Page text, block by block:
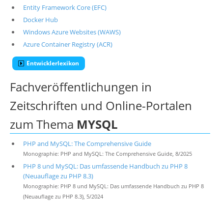
Entity Framework Core (EFC)
Docker Hub
Windows Azure Websites (WAWS)
Azure Container Registry (ACR)
Entwicklerlexikon
Fachveröffentlichungen in
Zeitschriften und Online-Portalen
zum Thema MYSQL
PHP and MySQL: The Comprehensive Guide
Monographie: PHP and MySQL: The Comprehensive Guide, 8/2025
PHP 8 und MySQL: Das umfassende Handbuch zu PHP 8
(Neuauflage zu PHP 8.3)
Monographie: PHP 8 und MySQL: Das umfassende Handbuch zu PHP 8
(Neuauflage zu PHP 8.3), 5/2024